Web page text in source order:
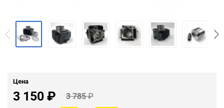
Цена
3 150₽ 3 785₽